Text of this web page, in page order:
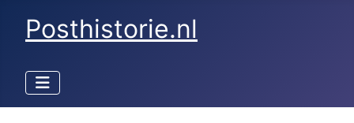
Posthistorie.nl